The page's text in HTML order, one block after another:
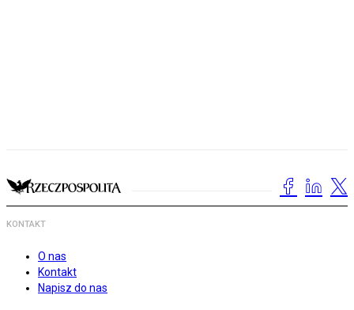
KONTAKT
O nas
Kontakt
Napisz do nas